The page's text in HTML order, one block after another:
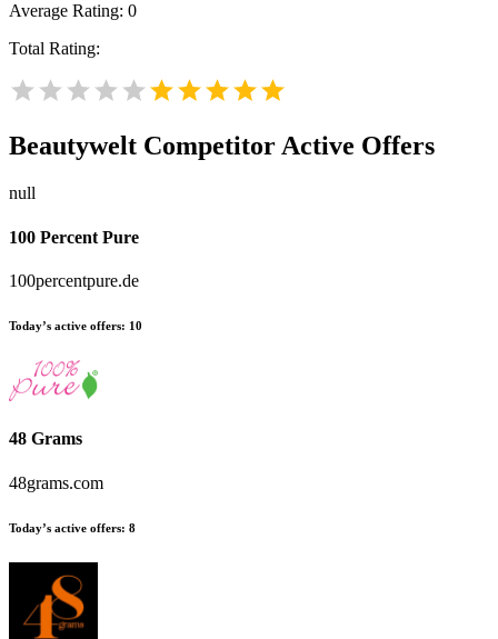
Average Rating: 0
Total Rating:
Beautywelt Competitor Active Offers
null
100 Percent Pure
100percentpure.de
Today’s active offers: 10
48 Grams
48grams.com
Today’s active offers: 8